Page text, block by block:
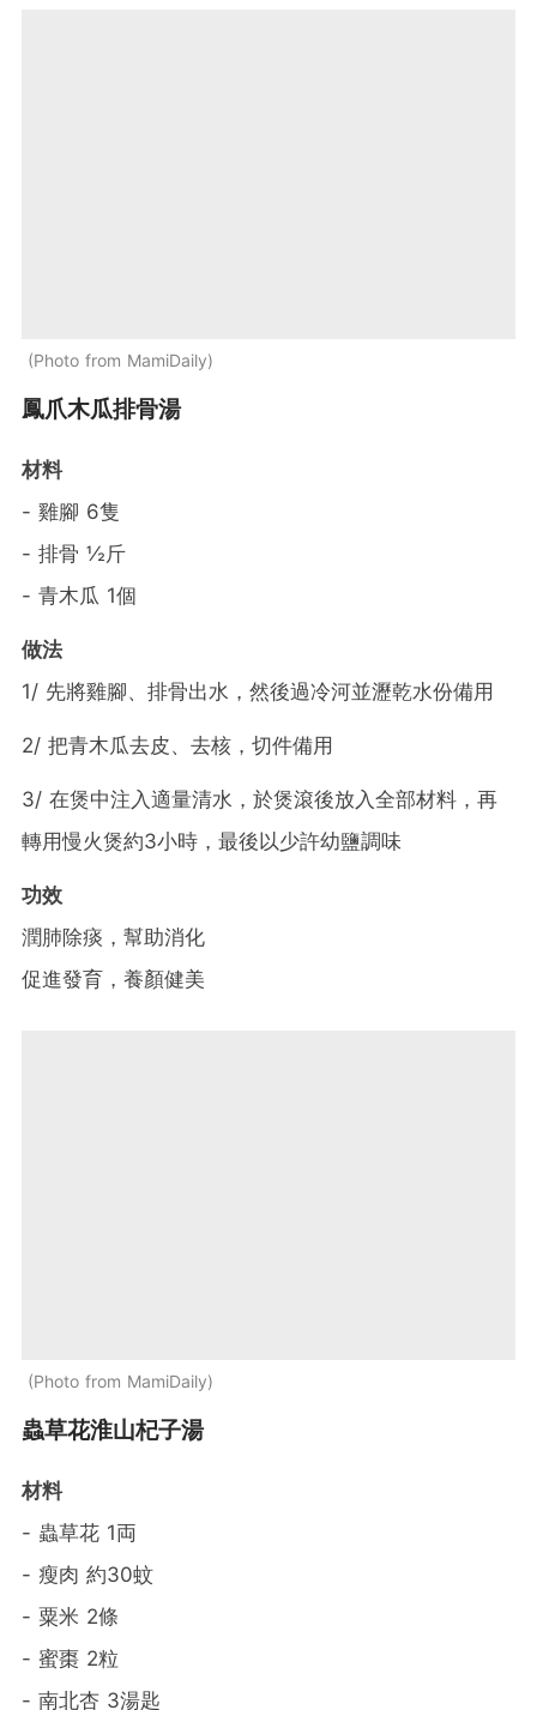
Photo from MamiDaily
鳳爪木瓜排骨湯
材料
- 雞腳 6隻
- 排骨 ½斤
- 青木瓜 1個
做法
1/ 先將雞腳、排骨出水，然後過冷河並瀝乾水份備用
2/ 把青木瓜去皮、去核，切件備用
3/ 在煲中注入適量清水，於煲滾後放入全部材料，再
轉用慢火煲約3小時，最後以少許幼鹽調味
功效
潤肺除痰，幫助消化
促進發育，養顏健美
Photo from MamiDaily
蟲草花淮山杞子湯
材料
- 蟲草花 1両
- 瘦肉 約30蚊
- 粟米 2條
- 蜜棗 2粒
- 南北杏 3湯匙